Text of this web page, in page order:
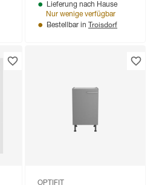
100 x 87 x 58,4 cm
Lieferung nach Hause
Nur wenige verfügbar
Bestellbar in Troisdorf
OPTIFIT